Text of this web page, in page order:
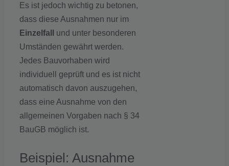
Es ist jedoch wichtig zu betonen,
dass diese Ausnahmen nur im
Einzelfall
und unter besonderen
Umständen gewährt werden.
Jedes Bauvorhaben wird
individuell geprüft und es ist nicht
automatisch davon auszugehen,
dass eine Ausnahme von den
allgemeinen Vorgaben nach § 34
BauGB möglich ist.
Beispiel: Ausnahme